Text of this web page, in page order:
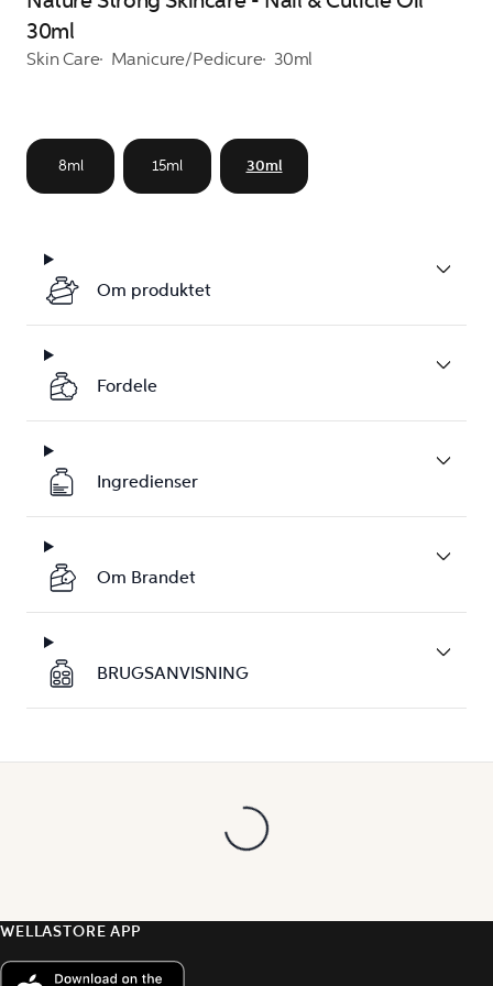
30ml
Skin Care Manicure/Pedicure 30ml
8ml 15ml 30ml
Om produktet
Fordele
Ingredienser
Om Brandet
BRUGSANVISNING
WELLASTORE APP